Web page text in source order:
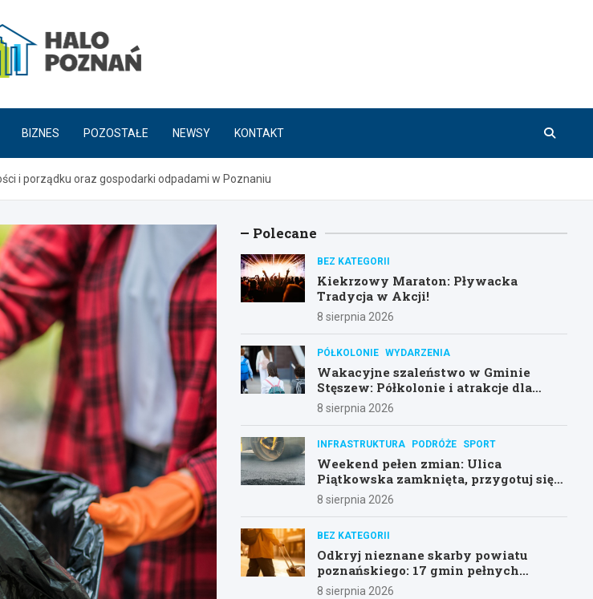
BIZNES POZOSTAŁE NEWSY KONTAKT
i porządku oraz gospodarki odpadami w Poznaniu
Polecane
BEZ KATEGORII
Kiekrzowy Maraton: Pływacka
Tradycja w Akcji!
8 sierpnia 2026
PÓŁKOLONIE WYDARZENIA
Wakacyjne szaleństwo w Gminie
Stęszew: Półkolonie i atrakcje dla
dzieci!
8 sierpnia 2026
INFRASTRUKTURA PODRÓŻE SPORT
Weekend pełen zmian: Ulica
Piątkowska zamknięta, przygotuj się
na objazdy!
8 sierpnia 2026
BEZ KATEGORII
Odkryj nieznane skarby powiatu
poznańskiego: 17 gmin pełnych
atrakcji!
8 sierpnia 2026